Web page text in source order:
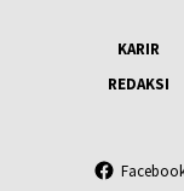
KARIR
REDAKSI